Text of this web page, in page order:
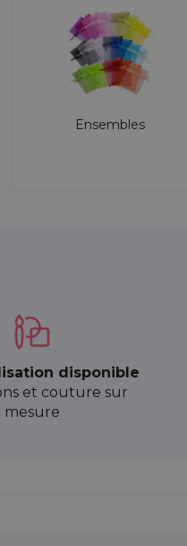
Ensembles
disponible
et couture sur
mesure